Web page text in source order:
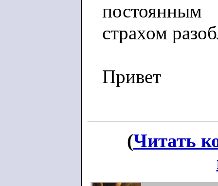
постоянным
страхом
Привет
(Читать